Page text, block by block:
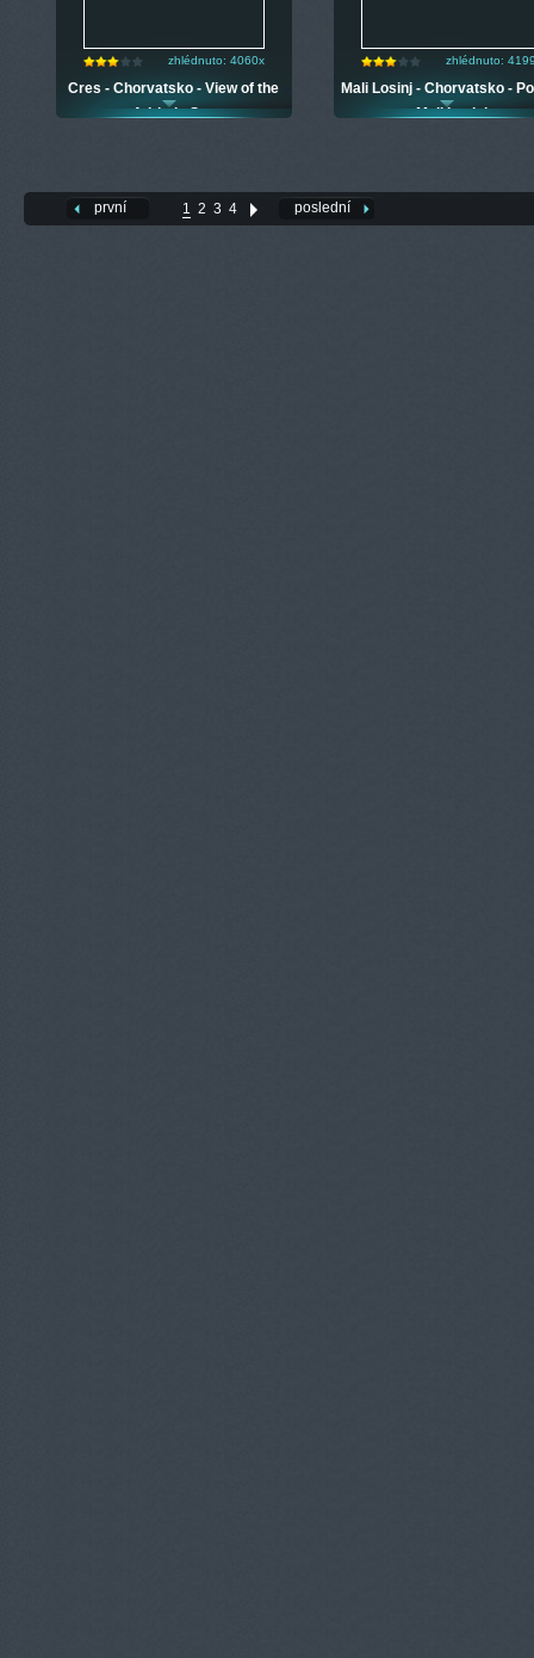
zhlédnuto: 4060x
Cres - Chorvatsko - View of the
Adriatic Sea
zhlédnuto:
Mali Losinj - Chorvatsko -
Mali Losinj
první 1 2 3 4 poslední